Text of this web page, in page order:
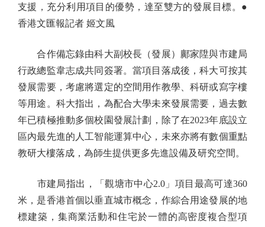
支援，充分利用項目的優勢，達至雙方的發展目標。●
香港文匯報記者 姬文風
合作備忘錄由科大副校長（發展）鄺家陞與市建局
行政總監韋志成共同簽署。當項目落成後，科大可按其
發展需要，考慮將選定的空間用作教學、科研或寫字樓
等用途。科大指出，為配合大學未來發展需要，過去數
年已積極推動多個校園發展計劃，除了在2023年底設立
區內最先進的人工智能運算中心，未來亦將有數個重點
教研大樓落成，為師生提供更多先進設備及研究空間。
市建局指出，「觀塘市中心2.0」項目最高可達360
米，是香港首個以垂直城市概念，作綜合用途發展的地
標建築，集商業活動和住宅於一體的高密度複合型項